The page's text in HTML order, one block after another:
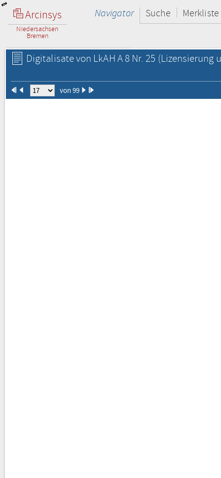
Arcinsys
Niedersachsen
Bremen
Navigator Suche Merkliste
Digitalisate von LkAH A 8 Nr. 25 (Lizensierung
von 99